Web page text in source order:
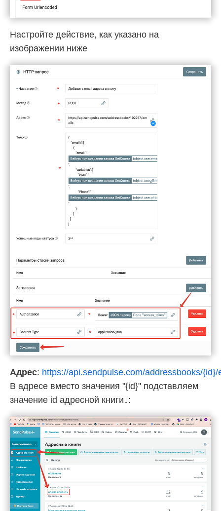
Настройте действие, как указано на
изображении ниже
Адрес: https://api.sendpulse.com/addressbooks/{id}/
В адресе вместо значения "{id}" подставляем
значение id адресной книги↓: